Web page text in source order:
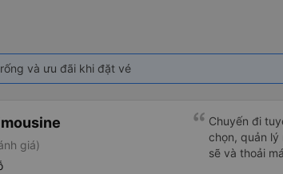
và ưu đãi khi đặt vé
giá)
Chuyến đi
chọn, quản lý
sẽ và thoải